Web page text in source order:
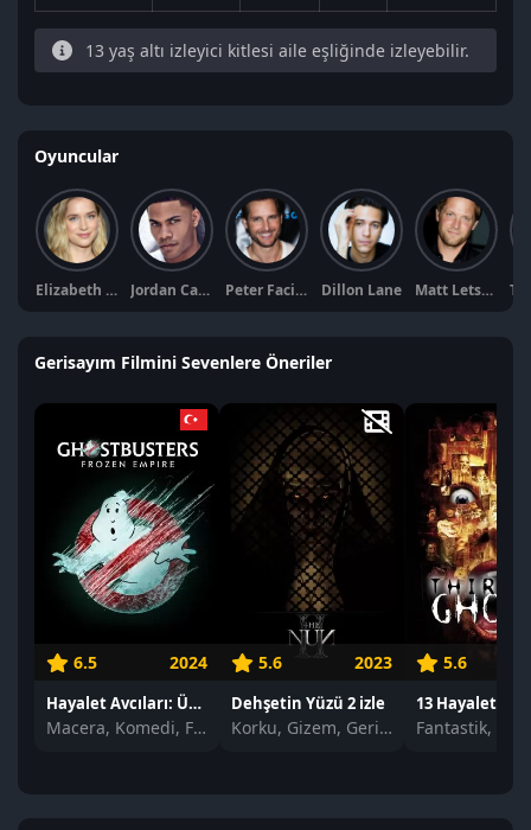
13 yaş altı izleyici kitlesi aile eşliğinde izleyebilir.
Oyuncular
Elizabeth Lail Jordan Calloway Peter Facinelli Dillon Lane Matt Letscher
Gerisayım Filmini Sevenlere Öneriler
6.5 2024
Hayalet Avcıları: Ürperti izle
Macera, Komedi, Fantastik
5.6 2023
Dehşetin Yüzü 2 izle
Korku, Gizem, Gerilim
5.6
13 Hayalet izle
Fantastik,